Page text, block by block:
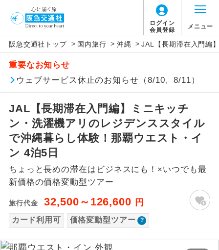
ログイン
会員登録
メニュー
阪急交通社トップ > 国内旅行 > 沖縄 > JAL【長期滞在入門編
重要なお知らせ
ウェブサービス休止のお知らせ（8/10、8/11）
JAL【長期滞在入門編】ミニキッチ
ン・洗濯機アリのレジデンススタイル
で沖縄暮らし体験！那覇ウエスト・イ
ン 4泊5日
ちょっと長めの滞在はビジネスにも！×いつでも最
新価格の価格変動型ツアー
旅行代金 32,500～126,600 円
カード利用可 価格変動型ツアー
アイコン 説明
添乗員同行
往路出発空港（駅）から復路到着空港
（駅）まで同行します。
現地添乗員同
現地到着空港（駅）から最終日出発空港
（駅）まで添乗員が同行します。
バスガイド乗
務
バスガイドが乗務し、車内での観光案内
新コース 初登場のコースです。
世界遺産
ユネスコに登録されている文化遺産や自
然遺産を訪ねるコースです。
絶景スポットに立ち寄るコースです。
「価格変動型ツアー」に関するご案内
価格変動型ツアーとは
賃」を利用したツアーです。
お申し込み時期・ご利用便の空席状況に
よって料金が変動いたします。
以下の注意事項をあらかじめご了承いただき
ますようお願いいたします。
お支払いについて
お支払いは、クレジットカード決済のみとな
ります。